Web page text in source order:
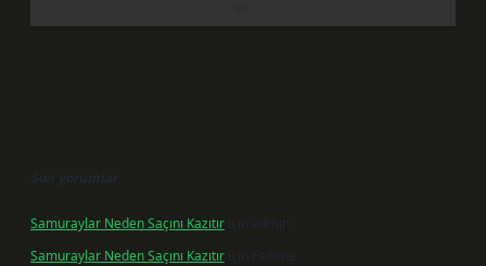
Son yorumlar
Samuraylar Neden Saçını Kazıtır için
admin
Samuraylar Neden Saçını Kazıtır için
Fadime